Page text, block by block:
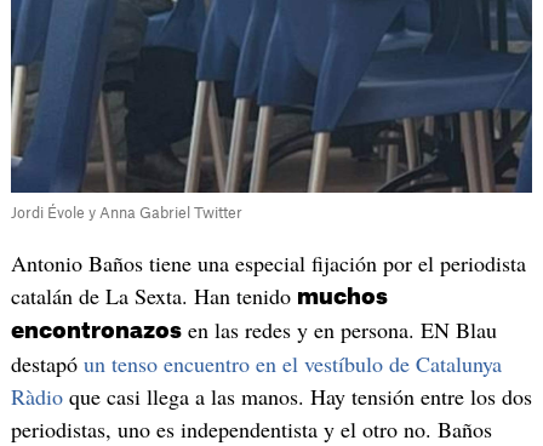
Jordi Évole y Anna Gabriel Twitter
Antonio Baños tiene una especial fijación por el periodista
catalán de La Sexta. Han tenido muchos
encontronazosen las redes y en persona. EN Blau
destapó un tenso encuentro en el vestíbulo de Catalunya
Ràdioque casi llega a las manos. Hay tensión entre los dos
periodistas, uno es independentista y el otro no. Baños